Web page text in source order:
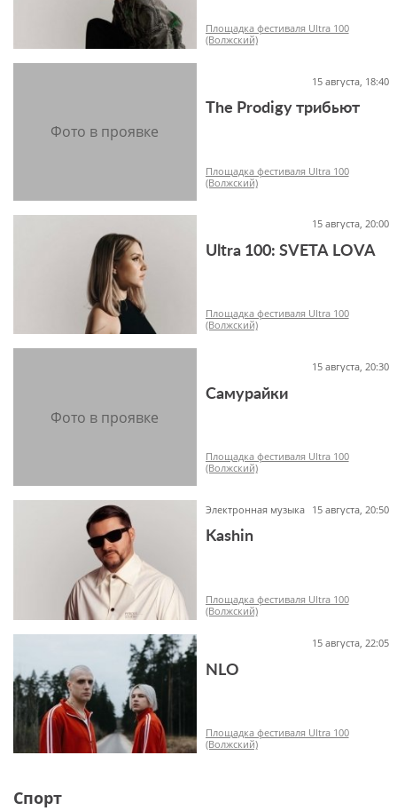
Площадка фестиваля Ultra 100
(Волжский)
15 августа, 18:40
The Prodigy трибьют
Площадка фестиваля Ultra 100
(Волжский)
15 августа, 20:00
Ultra 100: SVETA LOVA
Площадка фестиваля Ultra 100
(Волжский)
15 августа, 20:30
Самурайки
Площадка фестиваля Ultra 100
(Волжский)
Электронная музыка 15 августа, 20:50
Kashin
Площадка фестиваля Ultra 100
(Волжский)
15 августа, 22:05
NLO
Площадка фестиваля Ultra 100
(Волжский)
Спорт